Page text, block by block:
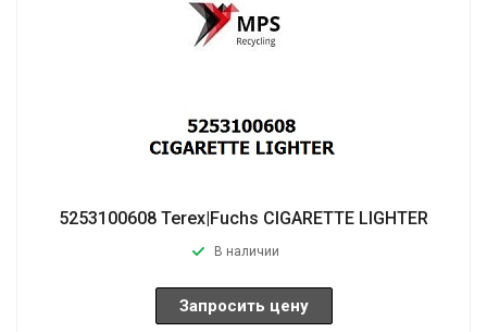
5253100608 Terex|Fuchs CIGARETTE LIGHTER
В наличии
Запросить цену